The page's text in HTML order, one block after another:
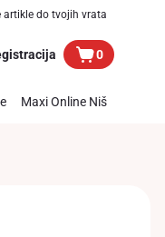
artikle do tvojih vrata
0
Maxi Online Niš